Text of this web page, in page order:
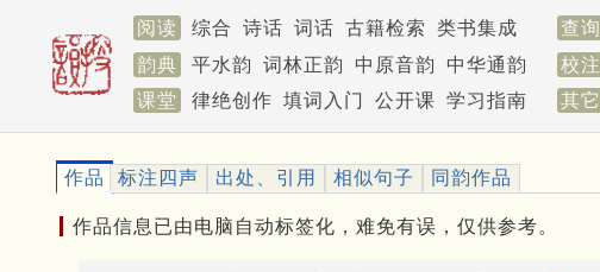
阅读 综合 诗话 词话 古籍检索 类书集成 查询
韵典
平水韵 词林正韵 中原音韵 中华通韵 校注
课堂
律绝创作 填词入门 公开课 学习指南 其它
作品 标注四声 出处、引用 相似句子 同韵作品
作品信息已由电脑自动标签化，难免有误，仅供参考。